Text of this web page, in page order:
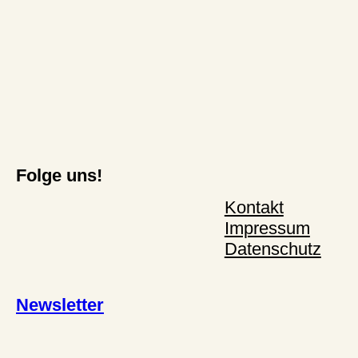
Folge uns!
Newsletter
Kontakt
Impressum
Datenschutz